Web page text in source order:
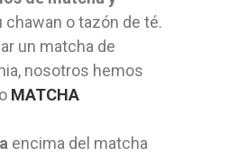
chawan o tazón de té.
un matcha de
nosotros hemos
MATCHA
encima del matcha